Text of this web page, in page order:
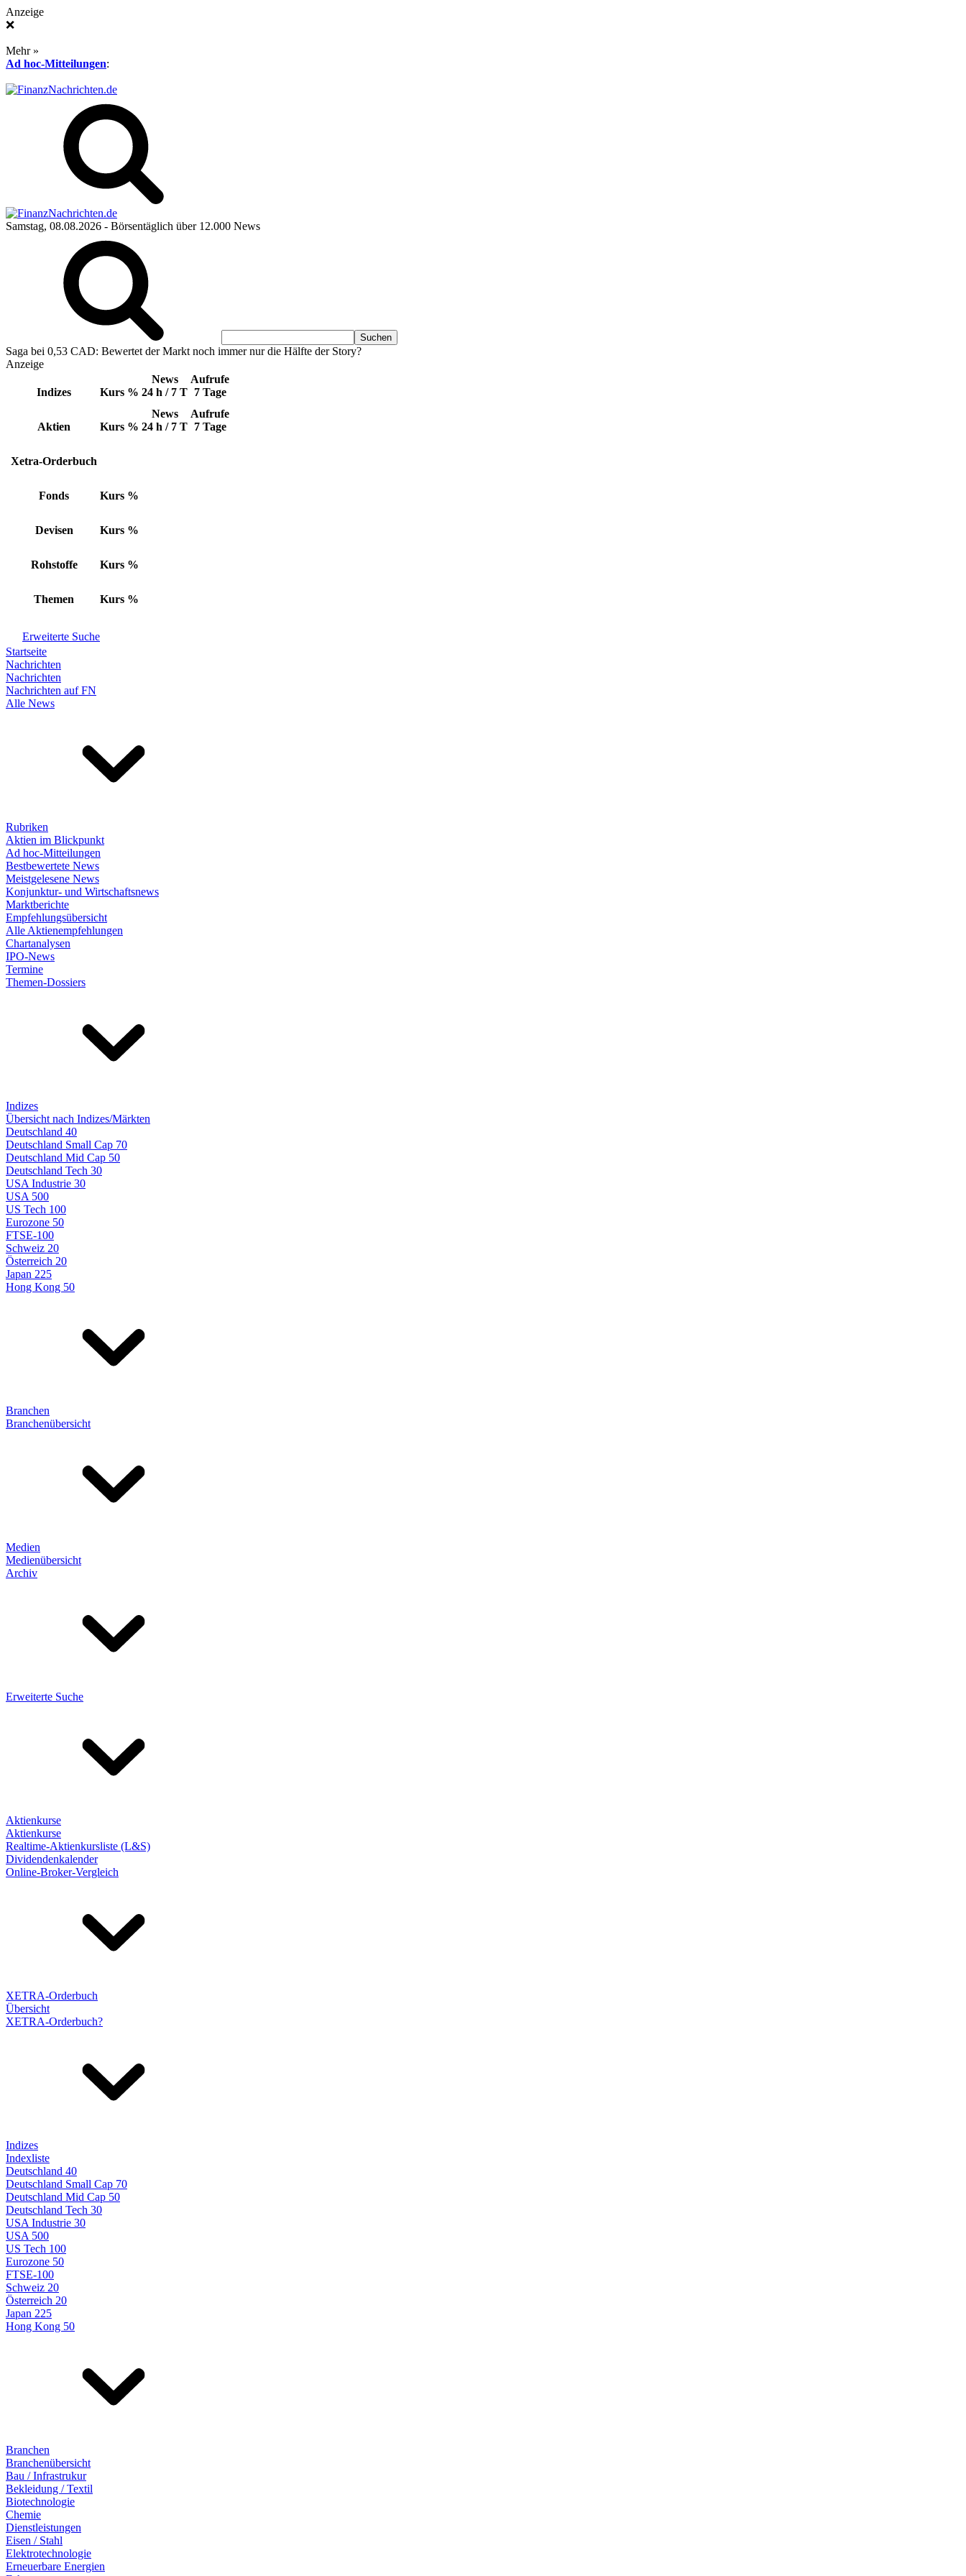
Anzeige
❌
Mehr »
Ad hoc-Mitteilungen:
Samstag, 08.08.2026 - Börsentäglich über 12.000 News
Saga bei 0,53 CAD: Bewertet der Markt noch immer nur die Hälfte der Story?
Anzeige
Indizes Kurs %
News
24 h / 7 T
Aufrufe
7 Tage
Aktien Kurs %
News
24 h / 7 T
Aufrufe
7 Tage
Xetra-Orderbuch
Fonds Kurs %
Devisen Kurs %
Rohstoffe Kurs %
Themen Kurs %
Erweiterte Suche
Startseite
Nachrichten
Nachrichten
Nachrichten auf FN
Alle News
Rubriken
Aktien im Blickpunkt
Ad hoc-Mitteilungen
Bestbewertete News
Meistgelesene News
Konjunktur- und Wirtschaftsnews
Marktberichte
Empfehlungsübersicht
Alle Aktienempfehlungen
Chartanalysen
IPO-News
Termine
Themen-Dossiers
Indizes
Übersicht nach Indizes/Märkten
Deutschland 40
Deutschland Small Cap 70
Deutschland Mid Cap 50
Deutschland Tech 30
USA Industrie 30
USA 500
US Tech 100
Eurozone 50
FTSE-100
Schweiz 20
Österreich 20
Japan 225
Hong Kong 50
Branchen
Branchenübersicht
Medien
Medienübersicht
Archiv
Erweiterte Suche
Aktienkurse
Aktienkurse
Realtime-Aktienkursliste (L&S)
Dividendenkalender
Online-Broker-Vergleich
XETRA-Orderbuch
Übersicht
XETRA-Orderbuch?
Indizes
Indexliste
Deutschland 40
Deutschland Small Cap 70
Deutschland Mid Cap 50
Deutschland Tech 30
USA Industrie 30
USA 500
US Tech 100
Eurozone 50
FTSE-100
Schweiz 20
Österreich 20
Japan 225
Hong Kong 50
Branchen
Branchenübersicht
Bau / Infrastrukur
Bekleidung / Textil
Biotechnologie
Chemie
Dienstleistungen
Eisen / Stahl
Elektrotechnologie
Erneuerbare Energien